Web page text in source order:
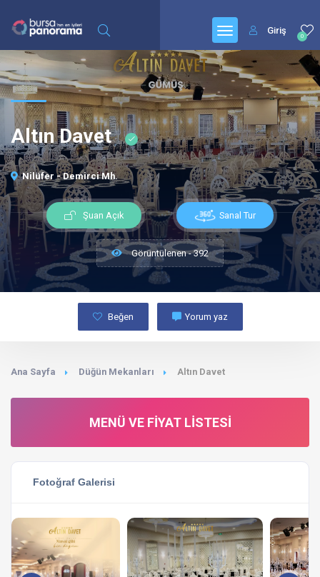
0
Giriş
Altın Davet
Nilüfer - Demirci Mh.
Şuan Açık Sanal Tur
Görüntülenen - 392
Beğen Yorum yaz
Ana Sayfa Düğün Mekanları Altın Davet
MENÜ VE FIYAT LISTESI
Fotoğraf Galerisi